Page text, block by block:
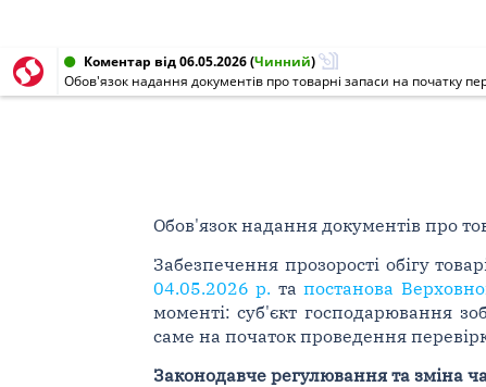
Коментар від 06.05.2026(Чинний)
Обов'язок надання документів про товарні запаси на початку
Обов'язок надання документів про
Забезпечення прозорості обігу
04.05.2026 р. тапостанова
моменті: суб'єкт господарювання
саме на початок проведення
Законодавче регулювання та зміна